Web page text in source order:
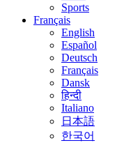
Sports
Français
English
Español
Deutsch
Français
Dansk
हिन्दी
Italiano
日本語
한국어